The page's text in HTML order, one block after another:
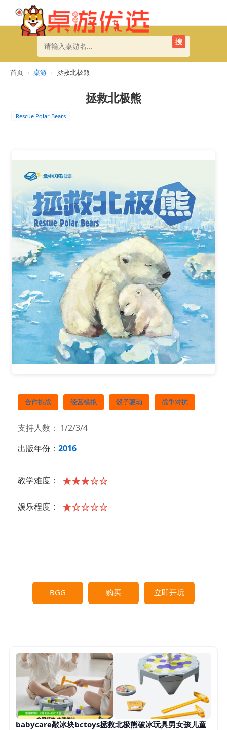
搜
首页 › 桌游 › 拯救北极熊
拯救北极熊
Rescue Polar Bears
合作挑战 经营模拟 骰子驱动 战争对抗
支持人数： 1/2/3/4
出版年份： 2016
教学难度： ★★★☆☆
娱乐程度： ★☆☆☆☆
BGG 购买 立即开玩
babycare敲冰块bctoys拯救北极熊破冰玩具男女孩儿童